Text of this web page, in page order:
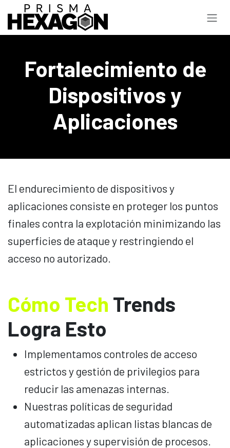
Ir al contenido
Fortalecimiento de
Dispositivos y
Aplicaciones
El endurecimiento de dispositivos y
aplicaciones consiste en proteger los puntos
finales contra la explotación minimizando las
superficies de ataque y restringiendo el
acceso no autorizado.
Cómo Tech Trends
Logra Esto
Implementamos controles de acceso
estrictos y gestión de privilegios para
reducir las amenazas internas.
Nuestras políticas de seguridad
automatizadas aplican listas blancas de
aplicaciones y supervisión de procesos.